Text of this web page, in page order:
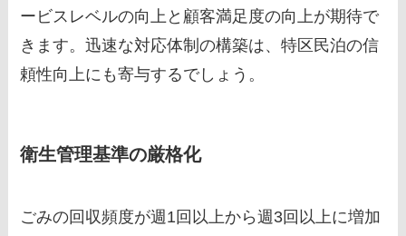
ービスレベルの向上と顧客満足度の向上が期待で
きます。迅速な対応体制の構築は、特区民泊の信
頼性向上にも寄与するでしょう。
衛生管理基準の厳格化
ごみの回収頻度が週1回以上から週3回以上に増加